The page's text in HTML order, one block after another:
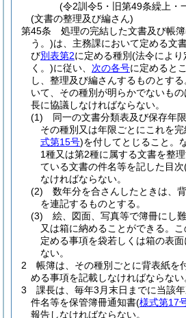
(令2訓令5・旧第49条繰上・
(文書の整理及び編さん)
第45条
処理の完結した文書及び帳簿
う。)は、主務課において定める文
び別表第2に定める種別(法令により
く。)に従い、 次の各号に定めると
し、整理及び編さんするものとする
いて、その種別が明らかでないも
長に協議しなければならない。
(1)
同一の文書分類表及び保存年
その種別又は年限ごとにこれを
式第15号)を付してとじること。
1種又は第2種に属する文書を整
ている文書の件名等を記した目次
なければならない。
(2)
数年分を合さんしたときは、
を連記するものとする。
(3)
絵、図面、写真等で簿冊にし
又は箱に納めることができる。
こ
定める事項を袋若しくは箱の表
ない。
2
帳簿は、その種別ごとに背表紙を
める事項を記載しなければならない
3
課長は、毎年3月末日までに当該
件名等を保管簿冊通知書(様式第17
報告しなければならない。